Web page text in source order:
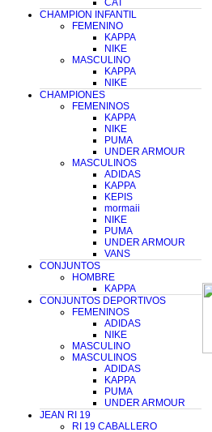
CAT
CHAMPION INFANTIL
FEMENINO
KAPPA
NIKE
MASCULINO
KAPPA
NIKE
CHAMPIONES
FEMENINOS
KAPPA
NIKE
PUMA
UNDER ARMOUR
MASCULINOS
ADIDAS
KAPPA
KEPIS
mormaii
NIKE
PUMA
UNDER ARMOUR
VANS
CONJUNTOS
HOMBRE
KAPPA
CONJUNTOS DEPORTIVOS
FEMENINOS
ADIDAS
NIKE
MASCULINO
MASCULINOS
ADIDAS
KAPPA
PUMA
UNDER ARMOUR
JEAN RI 19
RI 19 CABALLERO